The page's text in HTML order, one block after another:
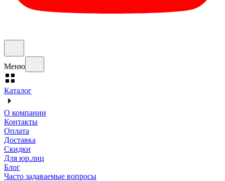
Меню
Каталог
О компании
Контакты
Оплата
Доставка
Скидки
Для юр.лиц
Блог
Часто задаваемые вопросы